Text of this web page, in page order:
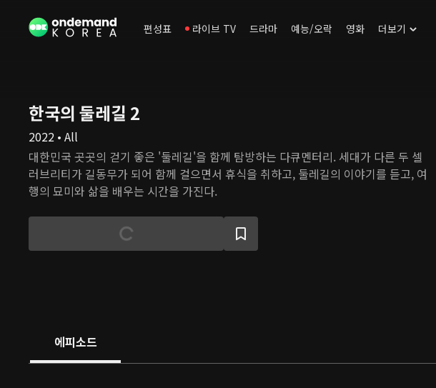
편성표 라이브 TV 드라마 예능/오락 영화 더보기
한국의 둘레길 2
2022 • All
대한민국 곳곳의 걷기 좋은 '둘레길'을 함께 탐방하는 다큐멘터리. 세대가 다른 두 셀
러브리티가 길동무가 되어 함께 걸으면서 휴식을 취하고, 둘레길의 이야기를 듣고, 여
행의 묘미와 삶을 배우는 시간을 가진다.
에피소드